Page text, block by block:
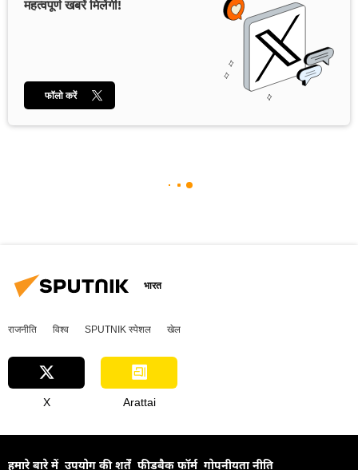
महत्वपूर्ण खबरें मिलेंगी!
फॉलो करें
भारत
राजनीति विश्व SPUTNIK स्पेशल खेल
X Arattai
हमारे बारे में उपयोग की शर्तें फीडबैक फॉर्म गोपनीयता नीति